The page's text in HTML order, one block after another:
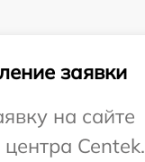
заявки
на сайте
Centek.